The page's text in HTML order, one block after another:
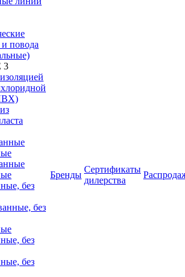
повода
3
без
без
без
без
Бренды
Сертификаты
дилерства